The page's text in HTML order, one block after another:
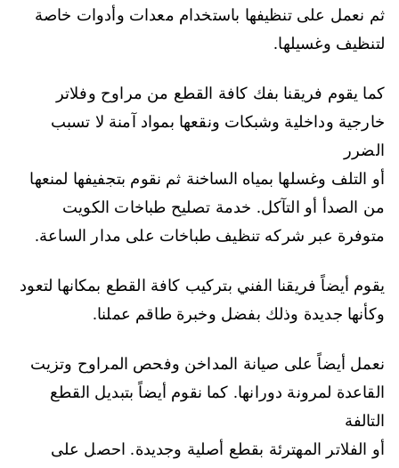
ثم نعمل على تنظيفها باستخدام معدات وأدوات خاصة
لتنظيف وغسيلها.
كما يقوم فريقنا بفك كافة القطع من مراوح وفلاتر
خارجية وداخلية وشبكات ونقعها بمواد آمنة لا تسبب
الضرر
أو التلف وغسلها بمياه الساخنة ثم نقوم بتجفيفها لمنعها
من الصدأ أو التآكل. خدمة تصليح طباخات الكويت
متوفرة عبر شركه تنظيف طباخات على مدار الساعة.
يقوم أيضاً فريقنا الفني بتركيب كافة القطع بمكانها لتعود
وكأنها جديدة وذلك بفضل وخبرة طاقم عملنا.
نعمل أيضاً على صيانة المداخن وفحص المراوح وتزيت
القاعدة لمرونة دورانها. كما نقوم أيضاً بتبديل القطع
التالفة
أو الفلاتر المهترئة بقطع أصلية وجديدة. احصل على